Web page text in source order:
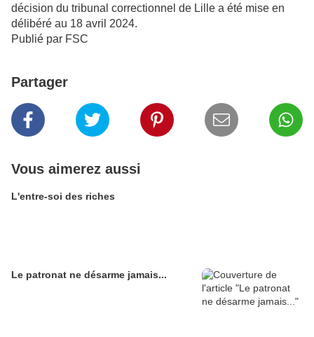
décision du tribunal correctionnel de Lille a été mise en
délibéré au 18 avril 2024.
Publié par FSC
Partager
Vous aimerez aussi
L'entre-soi des riches
Le patronat ne désarme jamais...